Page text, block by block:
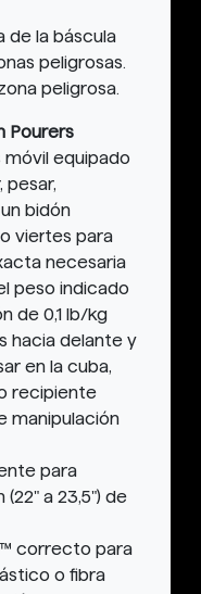
de la báscula
peligrosas.
peligrosa.
Pourers
móvil equipado
pesar,
bidón
viertes para
necesaria
peso indicado
de 0,1 lb/kg
hacia delante y
en la cuba,
recipiente
manipulación
para
a 23,5") de
correcto para
o fibra